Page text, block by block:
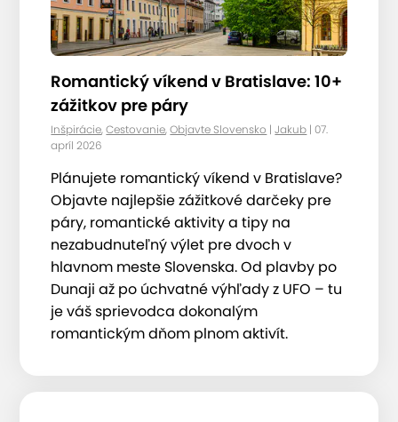
Romantický víkend v Bratislave: 10+
zážitkov pre páry
Inšpirácie,Cestovanie,Objavte Slovensko |Jakub | 07.
apríl 2026
Plánujete romantický víkend v Bratislave?
Objavte najlepšie zážitkové darčeky pre
páry, romantické aktivity a tipy na
nezabudnuteľný výlet pre dvoch v
hlavnom meste Slovenska. Od plavby po
Dunaji až po úchvatné výhľady z UFO – tu
je váš sprievodca dokonalým
romantickým dňom plnom aktivít.